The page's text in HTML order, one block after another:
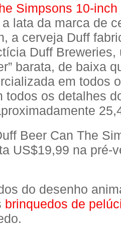
Simpsons 10-
lata da marca de
a cerveja Duff
Duff Breweries,
barata, de baixa
em todos
todos os detalhes
Beer Can The
US$19,99 na pré-
do desenho
brinquedos de